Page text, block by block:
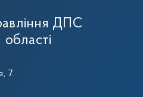
ДПС
області
7.